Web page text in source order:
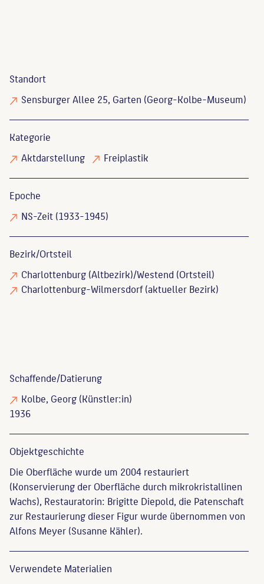
Standort
Sensburger Allee 25, Garten (Georg-Kolbe-Museum)
Kategorie
Aktdarstellung
Freiplastik
Epoche
NS-Zeit (1933-1945)
Bezirk/Ortsteil
Charlottenburg (Altbezirk)/Westend (Ortsteil)
Charlottenburg-Wilmersdorf (aktueller Bezirk)
Schaffende/Datierung
Kolbe, Georg(Künstler:in)
1936
Objekt­geschichte
Die Oberfläche wurde um 2004 restauriert
(Konservierung der Oberfläche durch mikrokristallinen
Wachs), Restauratorin: Brigitte Diepold, die Patenschaft
zur Restaurierung dieser Figur wurde übernommen von
Alfons Meyer (Susanne Kähler).
Verwendete Materialien